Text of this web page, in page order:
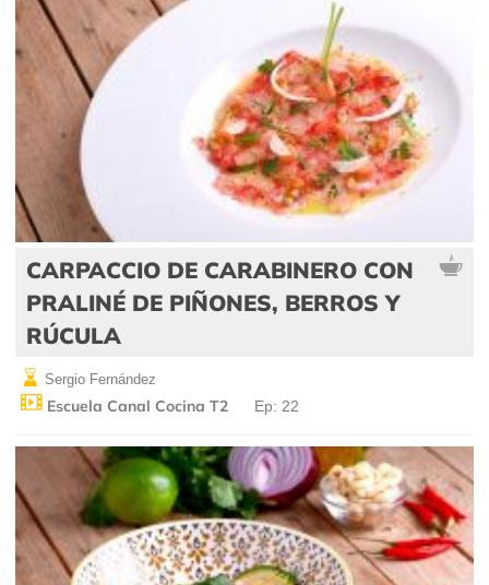
CARPACCIO DE CARABINERO CON
PRALINÉ DE PIÑONES, BERROS Y
RÚCULA
Sergio Fernández
Escuela Canal Cocina T2 Ep: 22